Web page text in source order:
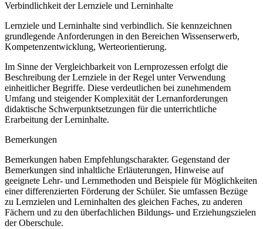
Verbindlichkeit der Lernziele und Lerninhalte
Lernziele und Lerninhalte sind verbindlich. Sie kennzeichnen
grundlegende Anforderungen in den Bereichen Wissenserwerb,
Kompetenzentwicklung, Werteorientierung.
Im Sinne der Vergleichbarkeit von Lernprozessen erfolgt die
Beschreibung der Lernziele in der Regel unter Verwendung
einheitlicher Begriffe. Diese verdeutlichen bei zunehmendem
Umfang und steigender Komplexität der Lernanforderungen
didaktische Schwerpunktsetzungen für die unterrichtliche
Erarbeitung der Lerninhalte.
Bemerkungen
Bemerkungen haben Empfehlungscharakter. Gegenstand der
Bemerkungen sind inhaltliche Erläuterungen, Hinweise auf
geeignete Lehr- und Lernmethoden und Beispiele für Möglichkeiten
einer differenzierten Förderung der Schüler. Sie umfassen Bezüge
zu Lernzielen und Lerninhalten des gleichen Faches, zu anderen
Fächern und zu den überfachlichen Bildungs- und Erziehungszielen
der Oberschule.